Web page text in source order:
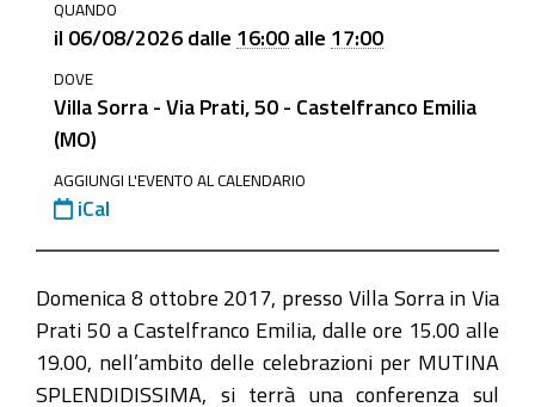
sorra-
saperi-
sapori
Sorra:
saperi
e
sapori
2026-
08-
06T16:00:00+02:00
QUANDO
il 06/08/2026 dalle 16:00 alle 17:00
DOVE
Villa Sorra - Via Prati, 50 - Castelfranco Emilia
(MO)
AGGIUNGI L'EVENTO AL CALENDARIO
iCal
Domenica 8 ottobre 2017, presso Villa Sorra in Via
Prati 50 a Castelfranco Emilia, dalle ore 15.00 alle
19.00, nell’ambito delle celebrazioni per MUTINA
SPLENDIDISSIMA, si terrà una conferenza sul